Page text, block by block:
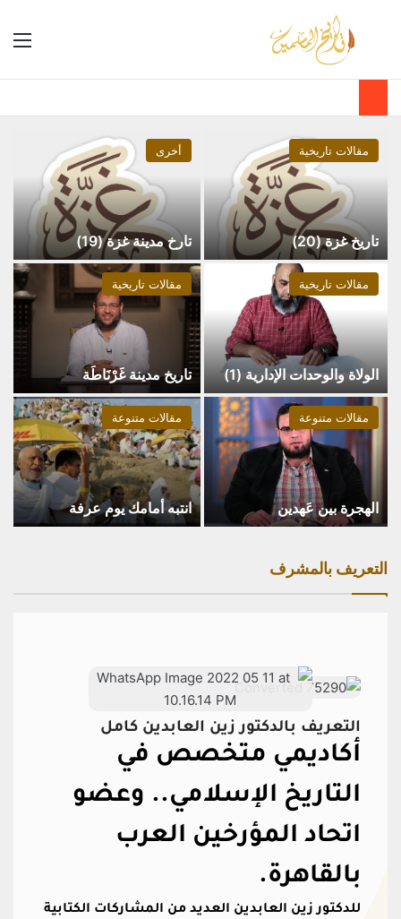
مقالات تاريخية
تاريخ غزة (20)
أخرى
تارخ مدينة غزة (19)
مقالات تاريخية
الولاة والوحدات الإدارية (1)
مقالات تاريخية
تاريخ مدينة غَرْنَاطَة
مقالات متنوعة
الهجرة بين عَهدين
مقالات متنوعة
انتبه أمامك يوم عرفة
التعريف بالمشرف
التعريف بالدكتور زين العابدين كامل
أكاديمي متخصص في
التاريخ الإسلامي.. وعضو
اتحاد المؤرخين العرب
بالقاهرة.
للدكتور زين العابدين العديد من المشاركات الكتابية